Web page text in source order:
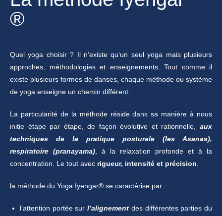
®
Quel yoga choisir ? Il n’existe qu’un seul yoga mais plusieurs
approches, méthodologies et enseignements. Tout comme il
existe plusieurs formes de danses, chaque méthode ou système
de yoga enseigne un chemin différent.
La particularité de la méthode réside dans sa manière à nous
initie étape par étape, de façon évolutive et rationnelle,
aux
techniques de la pratique posturale (les Asanas),
respiratoire (pranayama) , à la relaxation profonde et à la
concentration. Le tout avec rigueur, intensité et précision
la méthode du Yoga Iyengar® se caractérise par :
l’attention portée surl’alignement des différentes parties du